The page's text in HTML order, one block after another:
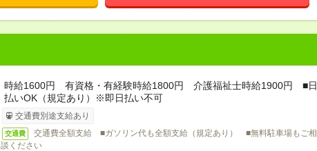
時給1600円 有資格・有経験時給1800円 介護福祉士時給1900円 ■日
払いOK（規定あり）※即日払い不可
交通費別途支給あり
交通費
交通費全額支給 ■ガソリン代も全額支給（規定あり） ■無料駐車場もご相
談ください